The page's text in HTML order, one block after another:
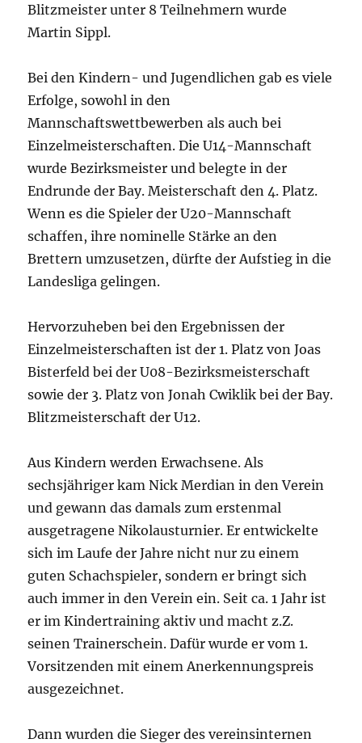
Blitzmeister unter 8 Teilnehmern wurde
Martin Sippl.
Bei den Kindern- und Jugendlichen gab es viele
Erfolge, sowohl in den
Mannschaftswettbewerben als auch bei
Einzelmeisterschaften. Die U14-Mannschaft
wurde Bezirksmeister und belegte in der
Endrunde der Bay. Meisterschaft den 4. Platz.
Wenn es die Spieler der U20-Mannschaft
schaffen, ihre nominelle Stärke an den
Brettern umzusetzen, dürfte der Aufstieg in die
Landesliga gelingen.
Hervorzuheben bei den Ergebnissen der
Einzelmeisterschaften ist der 1. Platz von Joas
Bisterfeld bei der U08-Bezirksmeisterschaft
sowie der 3. Platz von Jonah Cwiklik bei der Bay.
Blitzmeisterschaft der U12.
Aus Kindern werden Erwachsene. Als
sechsjähriger kam Nick Merdian in den Verein
und gewann das damals zum erstenmal
ausgetragene Nikolausturnier. Er entwickelte
sich im Laufe der Jahre nicht nur zu einem
guten Schachspieler, sondern er bringt sich
auch immer in den Verein ein. Seit ca. 1 Jahr ist
er im Kindertraining aktiv und macht z.Z.
seinen Trainerschein. Dafür wurde er vom 1.
Vorsitzenden mit einem Anerkennungspreis
ausgezeichnet.
Dann wurden die Sieger des vereinsinternen